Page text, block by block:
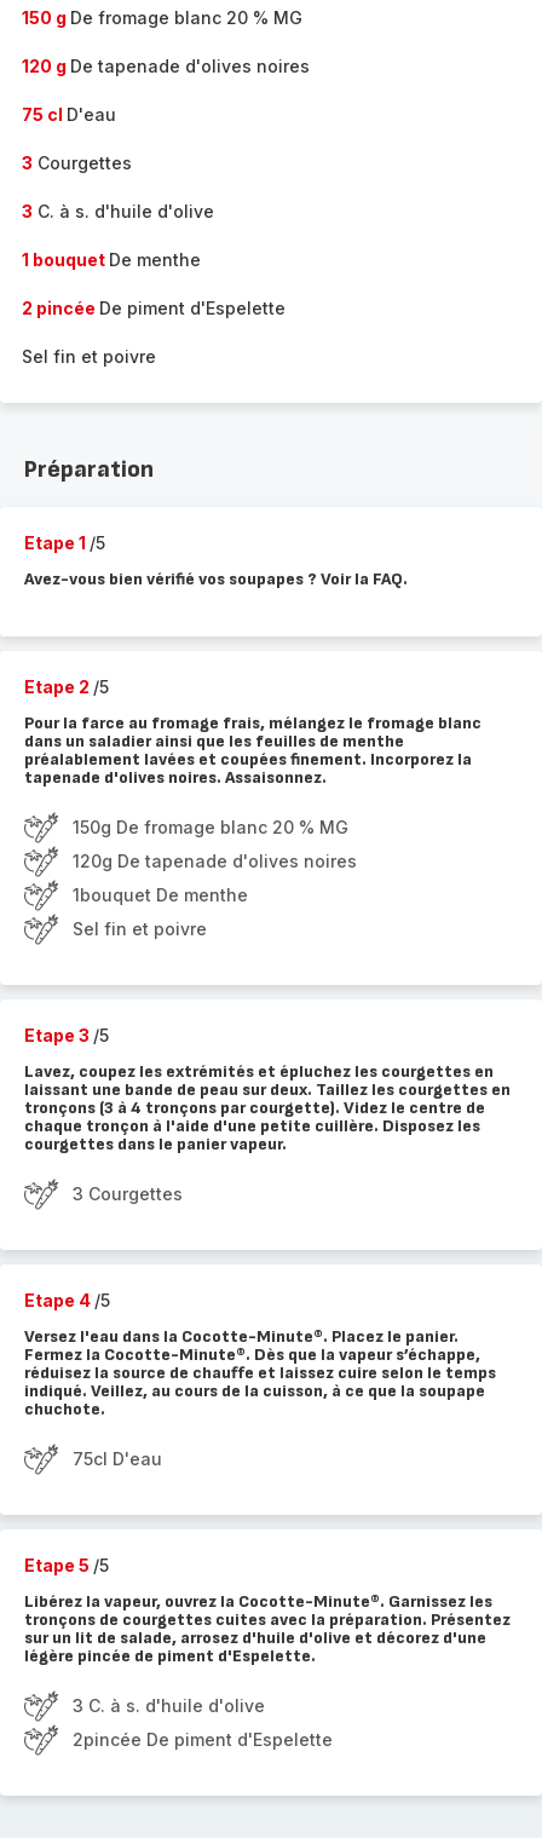
150 g De fromage blanc 20 % MG
120 g De tapenade d'olives noires
75 cl D'eau
3 Courgettes
3 C. à s. d'huile d'olive
1 bouquet De menthe
2 pincée De piment d'Espelette
Sel fin et poivre
Préparation
Etape 1 /5
Avez-vous bien vérifié vos soupapes ? Voir la FAQ.
Etape 2 /5
Pour la farce au fromage frais, mélangez le fromage blanc
dans un saladier ainsi que les feuilles de menthe
préalablement lavées et coupées finement. Incorporez la
tapenade d'olives noires. Assaisonnez.
150g De fromage blanc 20 % MG
120g De tapenade d'olives noires
1bouquet De menthe
Sel fin et poivre
Etape 3 /5
Lavez, coupez les extrémités et épluchez les courgettes en
laissant une bande de peau sur deux. Taillez les courgettes en
tronçons (3 à 4 tronçons par courgette). Videz le centre de
chaque tronçon à l'aide d'une petite cuillère. Disposez les
courgettes dans le panier vapeur.
3 Courgettes
Etape 4 /5
Versez l'eau dans la Cocotte-Minute®. Placez le panier.
Fermez la Cocotte-Minute®. Dès que la vapeur s’échappe,
réduisez la source de chauffe et laissez cuire selon le temps
indiqué. Veillez, au cours de la cuisson, à ce que la soupape
chuchote.
75cl D'eau
Etape 5 /5
Libérez la vapeur, ouvrez la Cocotte-Minute®. Garnissez les
tronçons de courgettes cuites avec la préparation. Présentez
sur un lit de salade, arrosez d'huile d'olive et décorez d'une
légère pincée de piment d'Espelette.
3 C. à s. d'huile d'olive
2pincée De piment d'Espelette